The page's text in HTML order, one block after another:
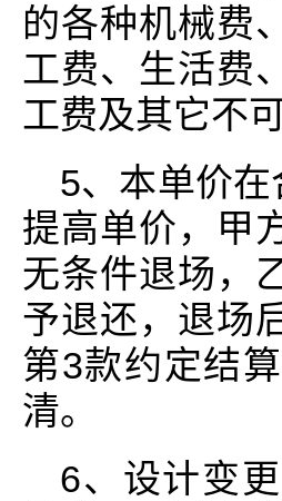
的各种机械费
工费、生活费
工费及其它不
5、本单价
提高单价，甲
无条件退场，
予退还，退场
第3款约定结
清。
6、设计变